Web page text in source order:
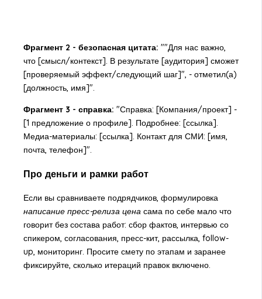
Фрагмент 2 - безопасная цитата: ""Для нас важно,
что [смысл/контекст]. В результате [аудитория] сможет
[проверяемый эффект/следующий шаг]", - отметил(а)
[должность, имя]".
Фрагмент 3 - справка: "Справка: [Компания/проект] -
[1 предложение о профиле]. Подробнее: [ссылка].
Медиа-материалы: [ссылка]. Контакт для СМИ: [имя,
почта, телефон]".
Про деньги и рамки работ
Если вы сравниваете подрядчиков, формулировка
написание пресс-релиза ценасама по себе мало что
говорит без состава работ: сбор фактов, интервью со
спикером, согласования, пресс-кит, рассылка, follow-
up, мониторинг. Просите смету по этапам и заранее
фиксируйте, сколько итераций правок включено.